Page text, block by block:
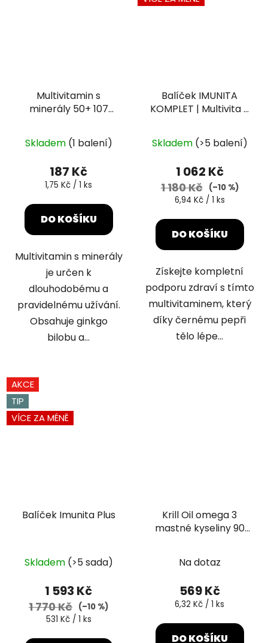
Multivitamin s
minerály 50+ 107
Skladem (1 balení)
187 Kč
Měrná
1,75 Kč / 1 ks
DO KOŠÍKU
Multivitamin s minerály
je určen k
dlouhodobému a
pravidelnému užívání.
Obsahuje ginkgo
bilobu a...
Balíček IMUNITA
KOMPLET | Multivita +
hodnocení
produktu
je
5,0
5
hvězdiček.
Skladem (>5 balení)
1 062 Kč
1 180 Kč
(–10 %)
Měrná
6,94 Kč / 1 ks
DO KOŠÍKU
Získejte kompletní
podporu zdraví s tímto
multivitaminem, který
díky černému pepři
tělo lépe...
AKCE
TIP
VÍCE ZA MÉNĚ
Balíček Imunita Plus
Skladem (>5 sada)
1 593 Kč
1 770 Kč (–10 %)
Měrná
531 Kč / 1 ks
Krill Oil omega 3
mastné kyseliny 90
Na dotaz
569 Kč
Měrná
6,32 Kč / 1 ks
DO KOŠÍKU